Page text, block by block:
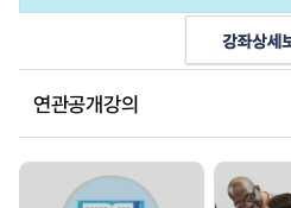
연관공개강의